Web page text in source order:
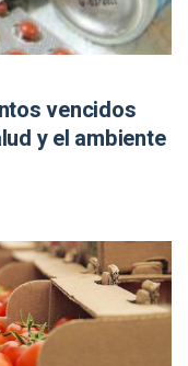
vencidos
y el ambiente